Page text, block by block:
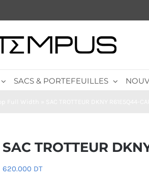
SACS & PORTEFEUILLES
SAC TROTTEUR
620.000 DT